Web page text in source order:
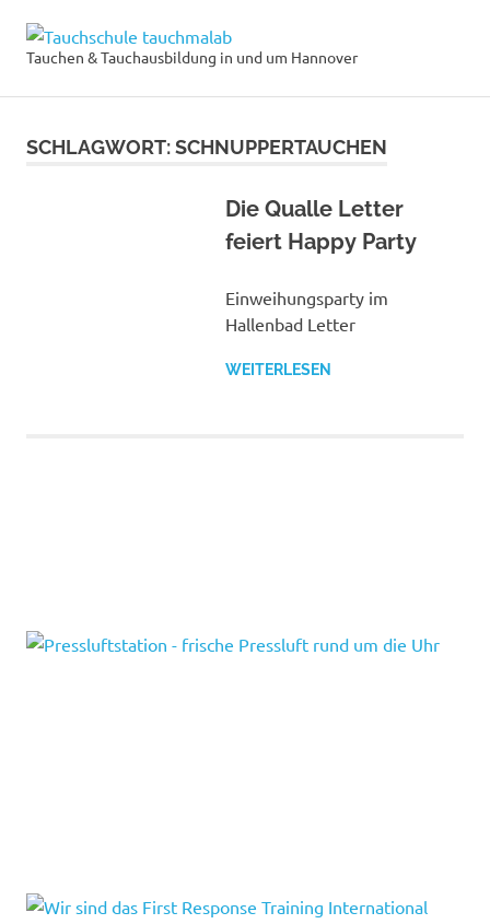
Inhalt
springen
Tauchschule
tauchmalab
Tauchen & Tauchausbildung in und um Hannover
SCHLAGWORT:SCHNUPPERTAUCHEN
Die Qualle Letter
feiert Happy Party
Einweihungsparty im
Hallenbad Letter
WEITERLESEN